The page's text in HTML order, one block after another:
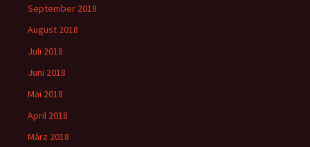
September 2018
August 2018
Juli 2018
Juni 2018
Mai 2018
April 2018
März 2018